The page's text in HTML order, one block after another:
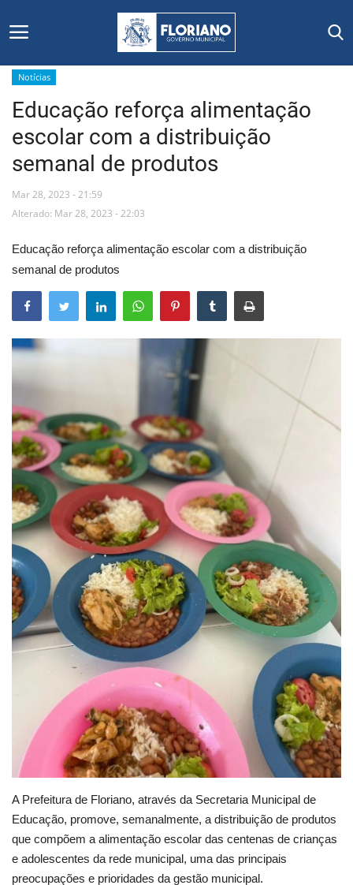
Início
Editais
Floriano
Mural de Licitações
Notícias
Vídeos
Webmail
Contato
Notícias
Educação reforça alimentação
escolar com a distribuição
semanal de produtos
Mar 28, 2023 - 21:59
Alterado: Mar 28, 2023 - 22:03
Educação reforça alimentação escolar com a distribuição
semanal de produtos
A Prefeitura de Floriano, através da Secretaria Municipal de
Educação, promove, semanalmente, a distribuição de produtos
que compõem a alimentação escolar das centenas de crianças
e adolescentes da rede municipal, uma das principais
preocupações e prioridades da gestão municipal.